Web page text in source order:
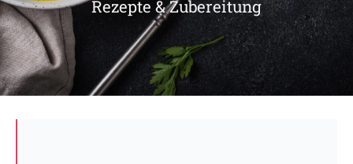
Rezepte & Zubereitung